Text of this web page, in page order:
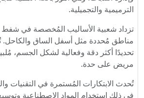
الترميمية والتجميلية.
تزداد شعبية الأساليب المُخصصة في
مناطق مُحددة مثل أسفل الساق والكاحل.
تحديدًا أكثر دقة وفعالية لشكل الجسم،
مريض على حدة.
تُحدث الابتكارات المُستمرة في التقنيات
في ذلك استخدام المواد الاصطناعية